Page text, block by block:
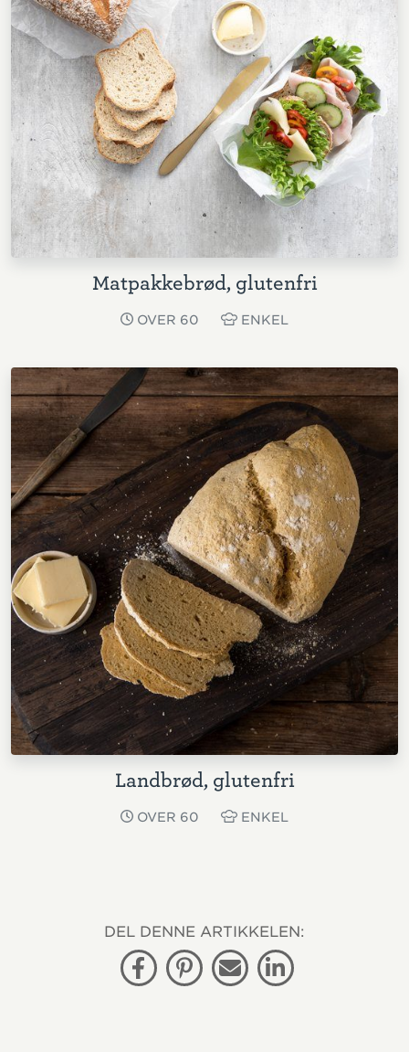
Matpakkebrød, glutenfri
OVER 60 ENKEL
Landbrød, glutenfri
OVER 60 ENKEL
DEL DENNE ARTIKKELEN:
FacebookPinterestE-postLinkedin